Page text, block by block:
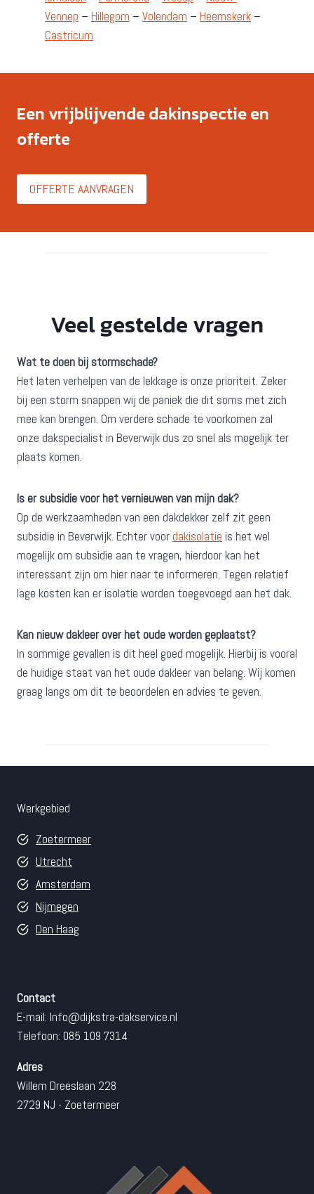
Vennep – Hillegom – Volendam – Heemskerk –
Castricum
Een vrijblijvende dakinspectie en
offerte
OFFERTE AANVRAGEN
Veel gestelde vragen
Wat te doen bij stormschade?
Het laten verhelpen van de lekkage is onze prioriteit. Zeker
bij een storm snappen wij de paniek die dit soms met zich
mee kan brengen. Om verdere schade te voorkomen zal
onze dakspecialist in Beverwijk dus zo snel als mogelijk ter
plaats komen.
Is er subsidie voor het vernieuwen van mijn dak?
Op de werkzaamheden van een dakdekker zelf zit geen
subsidie in Beverwijk. Echter voor dakisolatie is het wel
mogelijk om subsidie aan te vragen, hierdoor kan het
interessant zijn om hier naar te informeren. Tegen relatief
lage kosten kan er isolatie worden toegevoegd aan het dak.
Kan nieuw dakleer over het oude worden geplaatst?
In sommige gevallen is dit heel goed mogelijk. Hierbij is vooral
de huidige staat van het oude dakleer van belang. Wij komen
graag langs om dit te beoordelen en advies te geven.
Werkgebied
Zoetermeer
Utrecht
Amsterdam
Nijmegen
Den Haag
Contact
E-mail: Info@dijkstra-dakservice.nl
Telefoon: 085 109 7314
Adres
Willem Dreeslaan 228
2729 NJ - Zoetermeer